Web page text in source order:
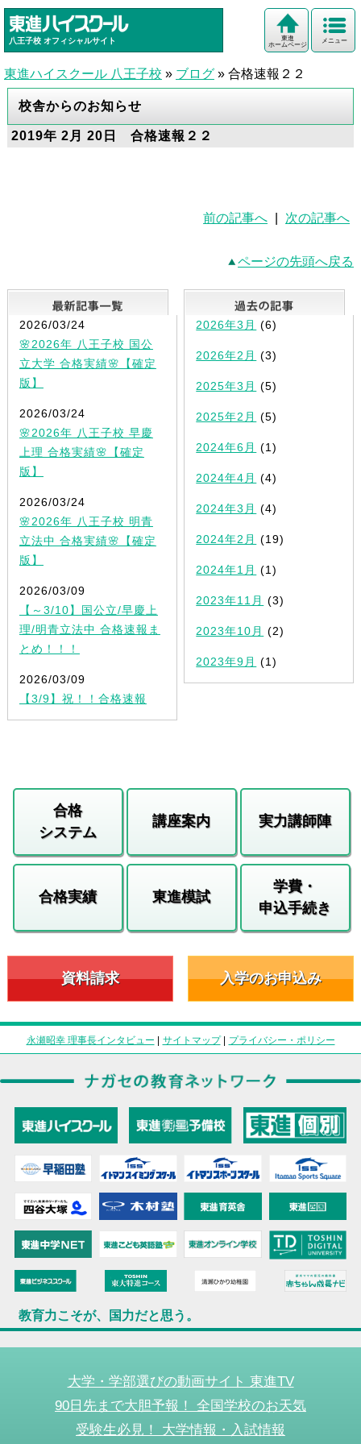
八王子校 オフィシャルサイト メニュー
東進
ホームページ
東進ハイスクール 八王子校 » ブログ » 合格速報２２
校舎からのお知らせ
2019年 2月 20日 合格速報２２
前の記事へ 次の記事へ
ページの先頭へ戻る
最新記事一覧
2026/03/24
🌸2026年 八王子校 国公
立大学 合格実績🌸【確定
版】
2026/03/24
🌸2026年 八王子校 早慶
上理 合格実績🌸【確定
版】
2026/03/24
🌸2026年 八王子校 明青
立法中 合格実績🌸【確定
版】
2026/03/09
【～3/10】国公立/早慶上
理/明青立法中 合格速報ま
とめ！！！
2026/03/09
【3/9】祝！！合格速報
2026年3月 (6)
2026年2月 (3)
2025年3月 (5)
2025年2月 (5)
2024年6月 (1)
2024年4月 (4)
2024年3月 (4)
2024年2月 (19)
2024年1月 (1)
2023年11月 (3)
2023年10月 (2)
2023年9月 (1)
合格
システム
講座案内 実力講師陣
合格実績 東進模試
学費・
申込手続き
資料請求 入学のお申込み
永瀬昭幸 理事長インタビュー | サイトマップ| プライバシー・ポリシー
教育力こそが、国力だと思う。
大学・学部選びの動画サイト 東進TV
90日先まで大胆予報！ 全国学校のお天気
受験生必見！ 大学情報・入試情報